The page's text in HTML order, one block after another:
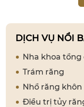
DỊCH VỤ NỔI
Nha khoa tổng
Trám răng
Nhổ răng khôn
Điều trị tủy